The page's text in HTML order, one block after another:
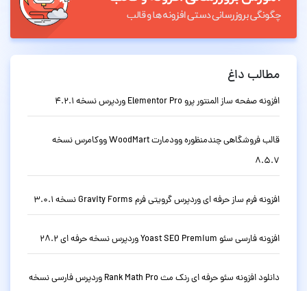
مطالب داغ
افزونه صفحه ساز المنتور پرو Elementor Pro وردپرس نسخه 4.2.1
قالب فروشگاهی چندمنظوره وودمارت WoodMart ووکامرس نسخه
8.5.7
افزونه فرم ساز حرفه ای وردپرس گرویتی فرم Gravity Forms نسخه 3.0.1
افزونه فارسی سئو Yoast SEO Premium وردپرس نسخه حرفه ای 28.2
دانلود افزونه سئو حرفه ای رنک مث Rank Math Pro وردپرس فارسی نسخه